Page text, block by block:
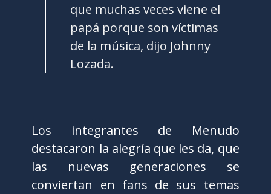
que muchas veces viene el
papá porque son víctimas
de la música, dijo Johnny
Lozada.
Los integrantes de Menudo
destacaron la alegría que les da, que
las nuevas generaciones se
conviertan en fans de sus temas